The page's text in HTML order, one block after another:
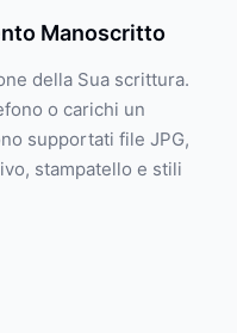
Manoscritto
della Sua scrittura.
o carichi un
supportati file JPG,
stampatello e stili